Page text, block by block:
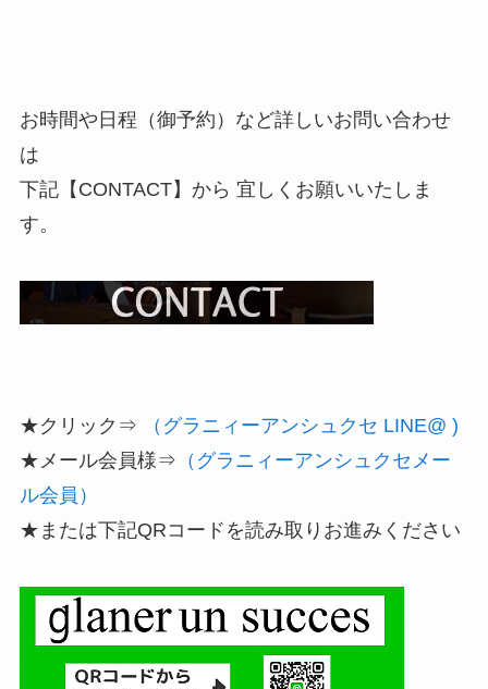
お時間や日程（御予約）など詳しいお問い合わせ
は
下記【CONTACT】から 宜しくお願いいたしま
す。
★クリック⇒
（グラニィーアンシュクセ LINE@ )
★メール会員様⇒ （グラニィーアンシュクセメー
ル会員）
★または下記QRコードを読み取りお進みください